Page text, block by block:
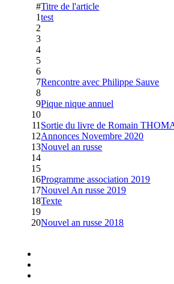
#Titre de l'article
1test
2
3
4
5
6
7Rencontre avec Philippe Sauve
8
9Pique nique annuel
10
11 Sortie du livre de Romain
12Annonces Novembre 2020
13Nouvel an russe
14
15
16Programme association 2019
17Nouvel An russe 2019
18Texte
19
20Nouvel an russe 2018